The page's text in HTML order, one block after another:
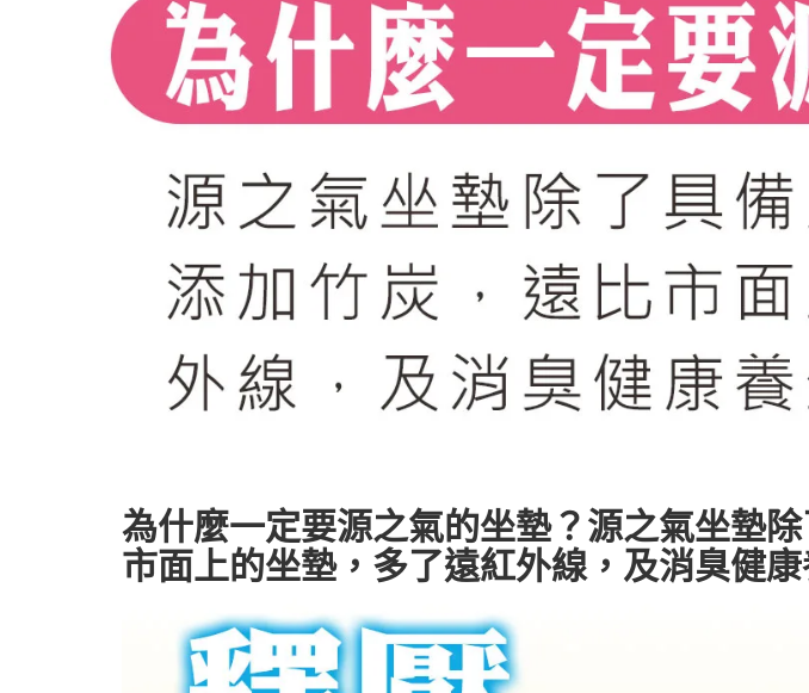
為什麼一定要源之氣的坐墊？源之氣坐墊
市面上的坐墊，多了遠紅外線，及消臭健康